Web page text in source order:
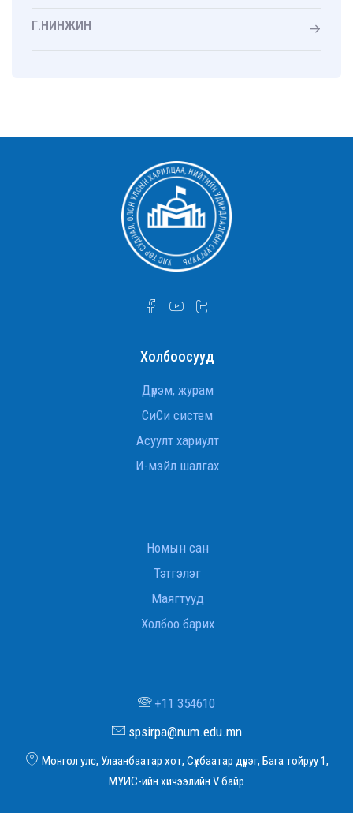
Г.НИНЖИН
Холбоосууд
Дүрэм, журам
СиСи систем
Асуулт хариулт
И-мэйл шалгах
Номын сан
Тэтгэлэг
Маягтууд
Холбоо барих
+11 354610
spsirpa@num.edu.mn
Монгол улс, Улаанбаатар хот, Сүхбаатар дүүрэг, Бага тойруу 1,
МУИС-ийн хичээлийн V байр